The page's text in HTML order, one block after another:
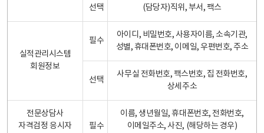
선택 (담당자)직위, 부서, 팩스
실적관리시스템
회원정보
필수
아이디, 비밀번호, 사용자이름, 소속기관,
성별, 휴대폰번호, 이메일, 우편번호, 주소
선택
사무실 전화번호, 팩스번호, 집 전화번호,
상세주소
전문상담사
자격검정 응시자
필수
이름, 생년월일, 휴대폰번호, 전화번호,
이메일주소, 사진, (해당하는 경우)